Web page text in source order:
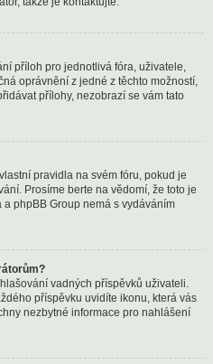
příloh pro jednotlivá fóra, uživatele,
oprávnění z jedné z těchto možností,
přílohy, nezobrazí se vám tato
pravidla na svém fóru, pokud je
Prosíme berte na vědomí, že toto je
phpBB Group nemá s vydáváním
vadných příspěvků uživateli.
příspěvku uvidíte ikonu, která vás
nezbytné informace pro nahlášení